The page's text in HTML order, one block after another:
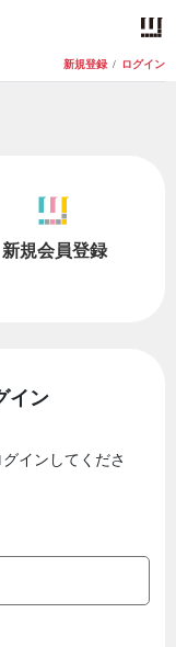
新規登録 / ログイン
新規会員登録
イン
インしてくださ